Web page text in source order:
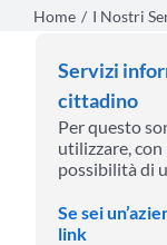
Home I Nostri
Servizi
cittadino
Per questo
utilizzare,
possibilità di
Se sei
link